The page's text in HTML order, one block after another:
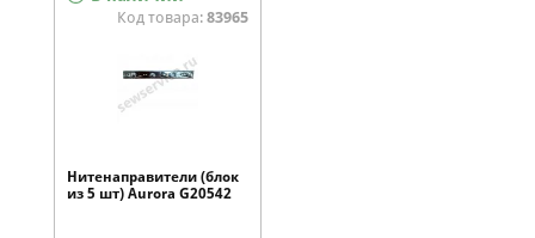
Нитенаправители (блок
из 5 шт) Aurora G20542
Код товара: 83965